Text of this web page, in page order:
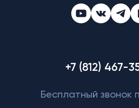
+7 (812) 467-
Бесплатный звонок